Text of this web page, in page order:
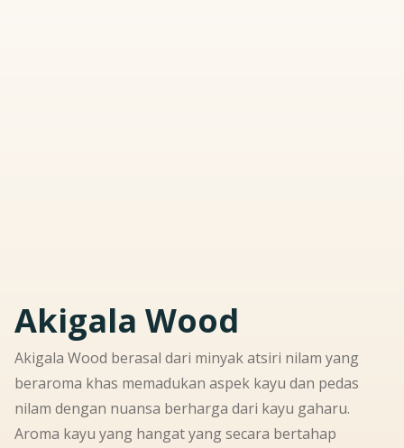
Akigala Wood
Akigala Wood berasal dari minyak atsiri nilam yang
beraroma khas memadukan aspek kayu dan pedas
nilam dengan nuansa berharga dari kayu gaharu.
Aroma kayu yang hangat yang secara bertahap